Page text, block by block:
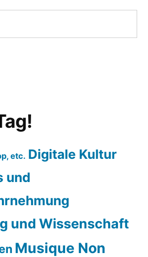
etc. Digitale Kultur
und
und Wissenschaft
Musique Non